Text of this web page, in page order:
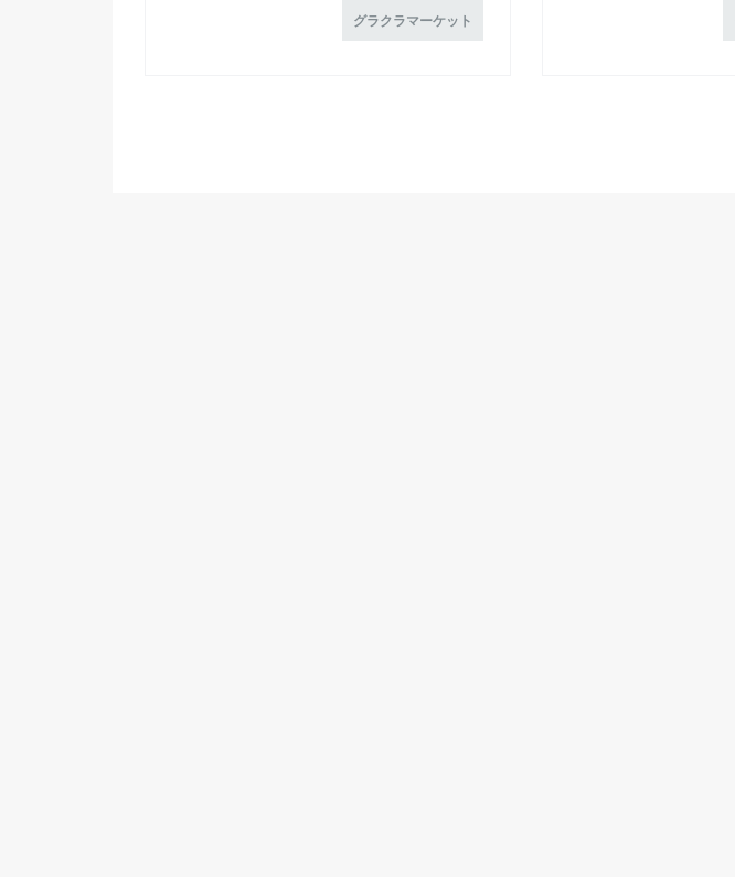
グラクラマーケット